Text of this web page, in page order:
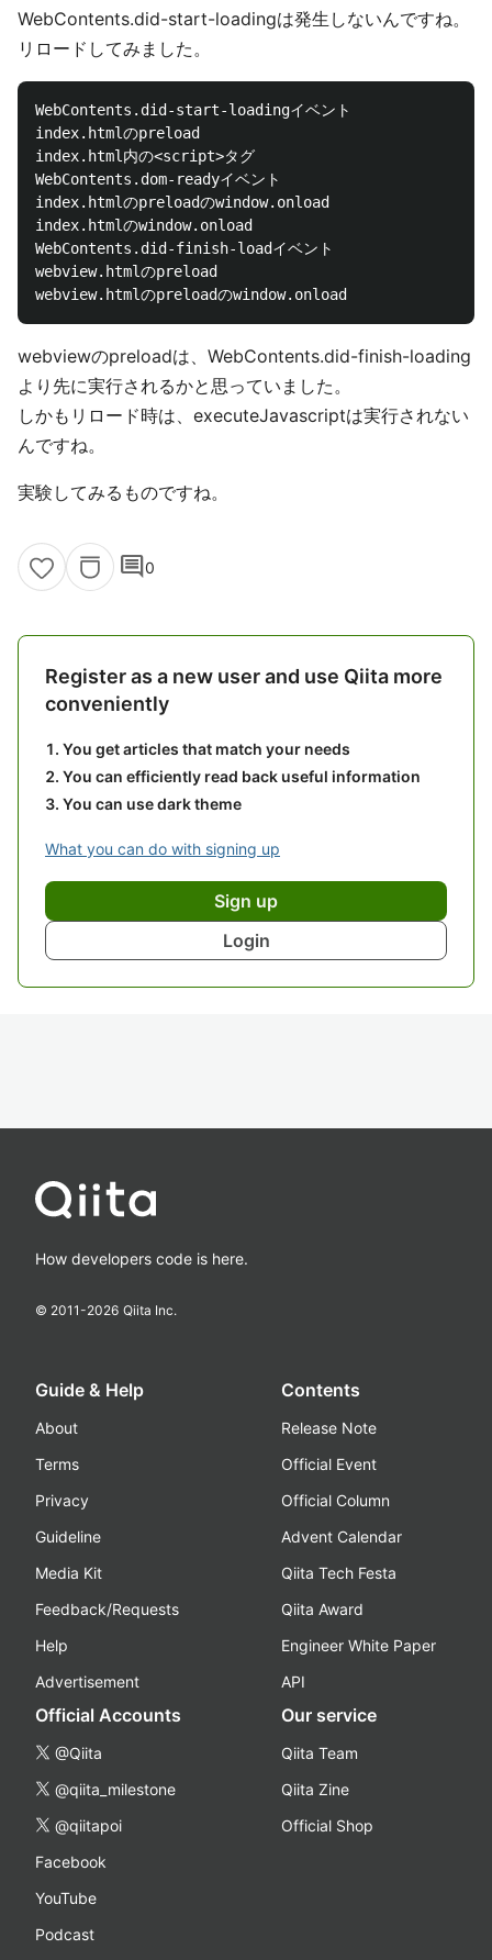
WebContents.did-start-loadingは発生しないんですね。
リロードしてみました。
WebContents.did-start-loadingイベント
index.htmlのpreload
index.html内の<script>タグ
WebContents.dom-readyイベント
index.htmlのpreloadのwindow.onload
index.htmlのwindow.onload
WebContents.did-finish-loadイベント
webview.htmlのpreload
webviewのpreloadは、WebContents.did-finish-loading
より先に実行されるかと思っていました。
しかもリロード時は、executeJavascriptは実行されない
んですね。
実験してみるものですね。
comment0
Register as a new user and use Qiita more
conveniently
You get articles that match your needs
You can efficiently read back useful information
You can use dark theme
What you can do with signing up
Sign up
Login
How developers code is here.
© 2011-2026 Qiita Inc.
Guide & Help
About
Terms
Privacy
Guideline
Media Kit
Feedback/Requests
Help
Advertisement
Contents
Release Note
Official Event
Official Column
Advent Calendar
Qiita Tech Festa
Qiita Award
Engineer White Paper
API
Official Accounts
@Qiita
@qiita_milestone
@qiitapoi
Facebook
YouTube
Podcast
Our service
Qiita Team
Qiita Zine
Official Shop